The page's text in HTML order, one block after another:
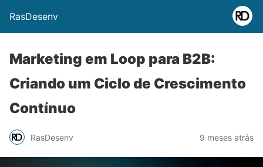
RasDesenv
Marketing em Loop para B2B:
Criando um Ciclo de Crescimento
Contínuo
RasDesenv 9 meses atrás